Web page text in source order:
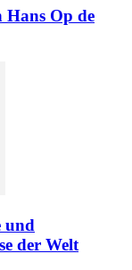
Hans Op de
und
der Welt